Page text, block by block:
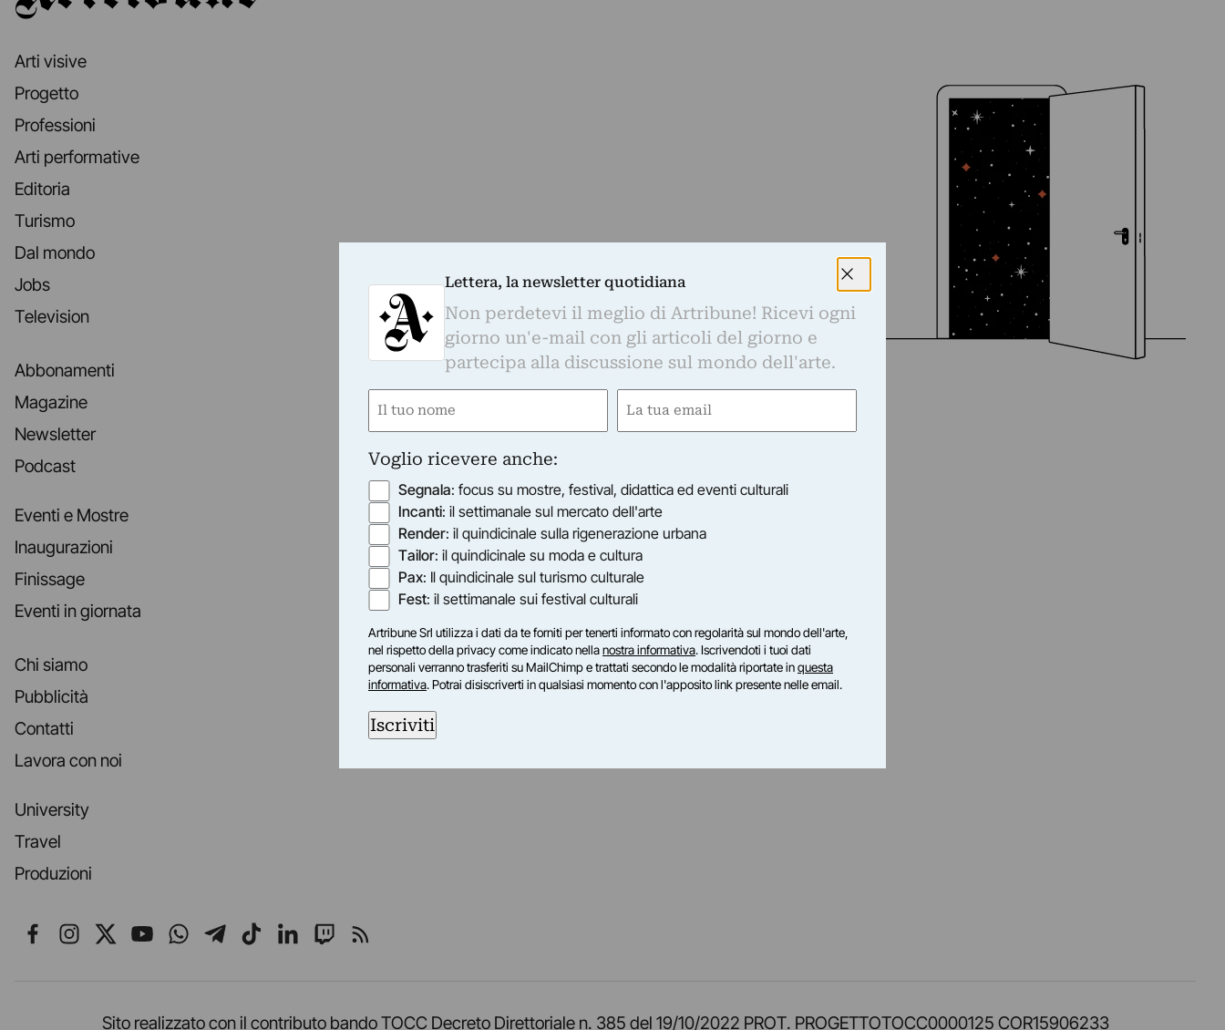
Arti visive
Progetto
Professioni
Arti performative
Editoria
Turismo
Dal mondo
Jobs
Television
Abbonamenti
Magazine
Newsletter
Podcast
Eventi e Mostre
Inaugurazioni
Finissage
Eventi in giornata
Chi siamo
Pubblicità
Contatti
Lavora con noi
University
Travel
Produzioni
Seguici su Facebook
Seguici su Instagram
Seguici su X
Seguici su YouTube
Seguici su WhatsApp
Seguici su Telegram
Seguici su TikTok
Seguici su LinkedIn
Seguici su Twitch
Seguici su Rss
Sito realizzato con il contributo bando TOCC Decreto Direttoriale n. 385 del 19/10/2022 PROT. PROGETTOTOCC0000125 COR15906233
Lettera, la newsletter quotidiana
Non perdetevi il meglio di Artribune! Ricevi ogni
giorno un'e-mail con gli articoli del giorno e
partecipa alla discussione sul mondo dell'arte.
Nome
Email
Voglio ricevere anche:
Segnala: focus su mostre, festival, didattica ed eventi culturali
Incanti: il settimanale sul mercato dell'arte
Render: il quindicinale sulla rigenerazione urbana
Tailor: il quindicinale su moda e cultura
Pax: Il quindicinale sul turismo culturale
Fest: il settimanale sui festival culturali
Artribune Srl utilizza i dati da te forniti per tenerti informato con regolarità sul mondo dell'arte,
nel rispetto della privacy come indicato nellanostra informativa. Iscrivendoti i tuoi dati
personali verranno trasferiti su MailChimp e trattati secondo le modalità riportate inquesta
informativa. Potrai disiscriverti in qualsiasi momento con l'apposito link presente nelle email.
Iscriviti